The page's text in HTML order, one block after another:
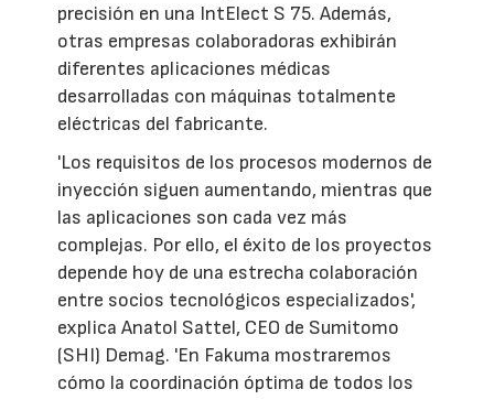
precisión en una IntElect S 75. Además,
otras empresas colaboradoras exhibirán
diferentes aplicaciones médicas
desarrolladas con máquinas totalmente
eléctricas del fabricante.
'Los requisitos de los procesos modernos de
inyección siguen aumentando, mientras que
las aplicaciones son cada vez más
complejas. Por ello, el éxito de los proyectos
depende hoy de una estrecha colaboración
entre socios tecnológicos especializados',
explica Anatol Sattel, CEO de Sumitomo
(SHI) Demag. 'En Fakuma mostraremos
cómo la coordinación óptima de todos los